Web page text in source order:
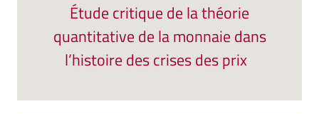
Étude critique de la théorie
quantitative de la monnaie dans
l’histoire des crises des prix